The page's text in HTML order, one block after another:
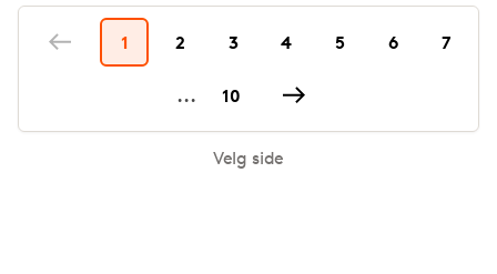
1 2 3 4 5 6 7
... 10
Velg side